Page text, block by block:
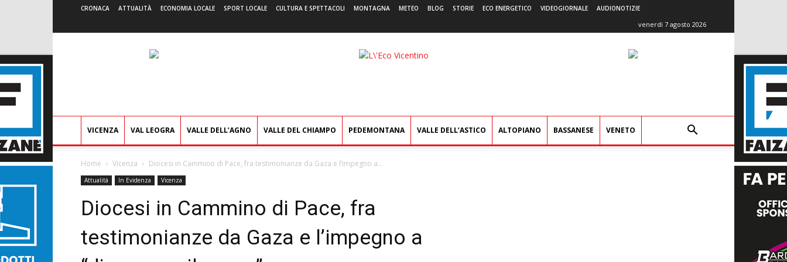
CRONACA ATTUALITÀ ECONOMIA LOCALE SPORT LOCALE CULTURA E SPETTACOLI MONTAGNA METEO BLOG STORIE ECO ENERGETICO VIDEOGIORNALE AUDIONOTIZIE
venerdì 7 agosto 2026
L'Eco
VICENZA VAL LEOGRA VALLE DELL’AGNO VALLE DEL CHIAMPO PEDEMONTANA VALLE DELL’ASTICO ALTOPIANO BASSANESE VENETO
Home Vicenza Diocesi in Cammino di Pace, fra testimonianze da Gaza e l’impegno a...
Attualità In Evidenza Vicenza
Diocesi in Cammino di Pace, fra
testimonianze da Gaza e l’impegno a